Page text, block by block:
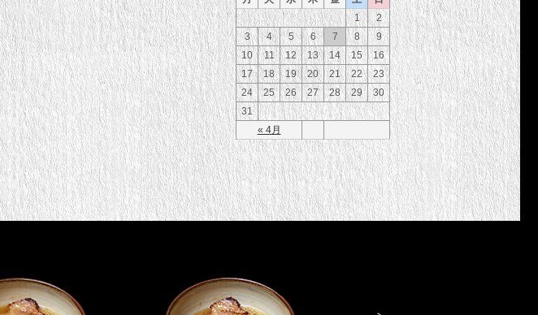
« 4月
1
2
3
4 5 6 7 8
9
10
11 12 13 14 15
16
17
18 19 20 21 22
23
24
25 26 27 28 29
30
31